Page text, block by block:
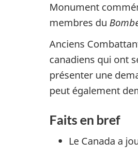
Monument
membres du
Anciens
canadiens qui ont
présenter une
peut également
Faits en bref
Le Canada a